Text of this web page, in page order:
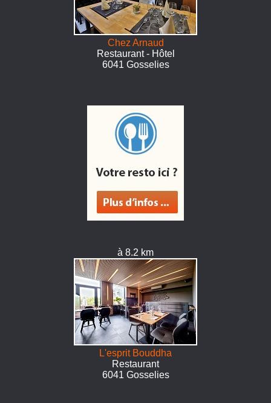
Chez Arnaud
Restaurant - Hôtel
6041 Gosselies
à 8.2 km
L'esprit Bouddha
Restaurant
6041 Gosselies